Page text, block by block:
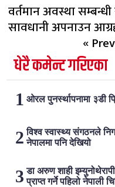
वर्तमान अवस्था
सावधानी अपनाउन
«
धेरै कमेन्ट गरिएका
ओरल पुनर्स्थापनामा ३डी
विश्व स्वास्थ्य संगठनले
नेपालमा पनि देखियो
डा अरुण शाही
प्राप्त गर्ने पहिलो नेपाली